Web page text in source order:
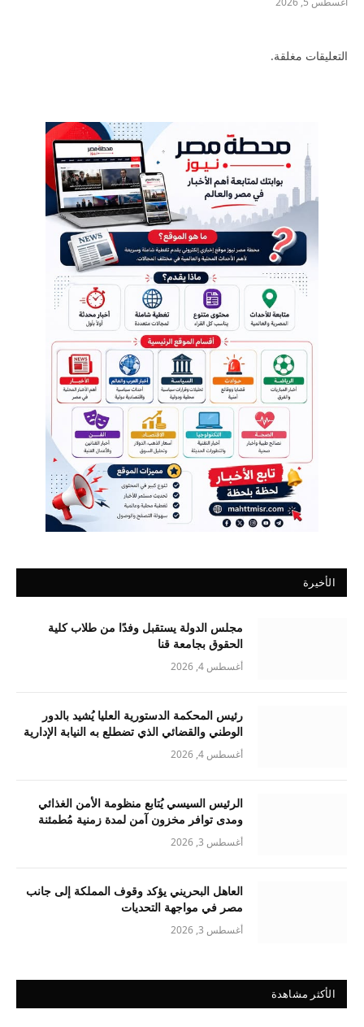
التعليقات مغلقة.
الأخيرة
مجلس الدولة يستقبل وفدًا من طلاب كلية
الحقوق بجامعة قنا
أغسطس 4, 2026
رئيس المحكمة الدستورية العليا يُشيد بالدور
الوطني والقضائي الذي تضطلع به النيابة الإدارية
أغسطس 4, 2026
الرئيس السيسي يُتابع منظومة الأمن الغذائي
ومدى توافر مخزون آمن لمدة زمنية مُطمئنة
أغسطس 3, 2026
العاهل البحريني يؤكد وقوف المملكة إلى جانب
مصر في مواجهة التحديات
أغسطس 3, 2026
الأكثر مشاهدة